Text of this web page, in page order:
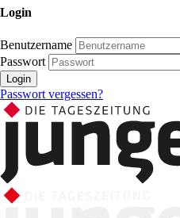
Login
Benutzername
Passwort
Login
Passwort vergessen?